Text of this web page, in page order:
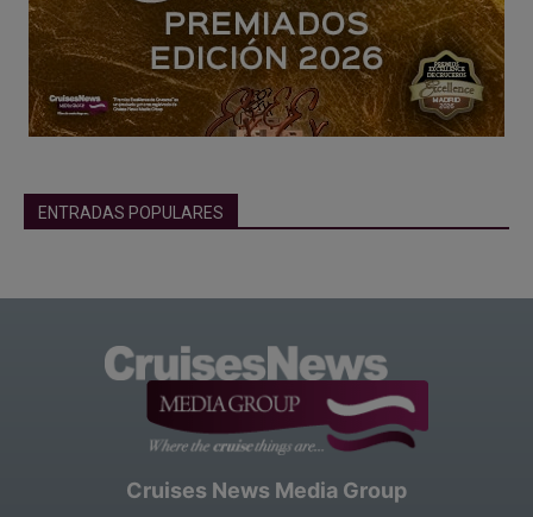
ENTRADAS POPULARES
Cruises News Media Group